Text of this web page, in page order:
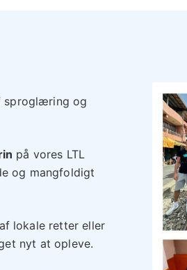
sproglæring og
på vores LTL
og mangfoldigt
lokale retter eller
nyt at opleve.